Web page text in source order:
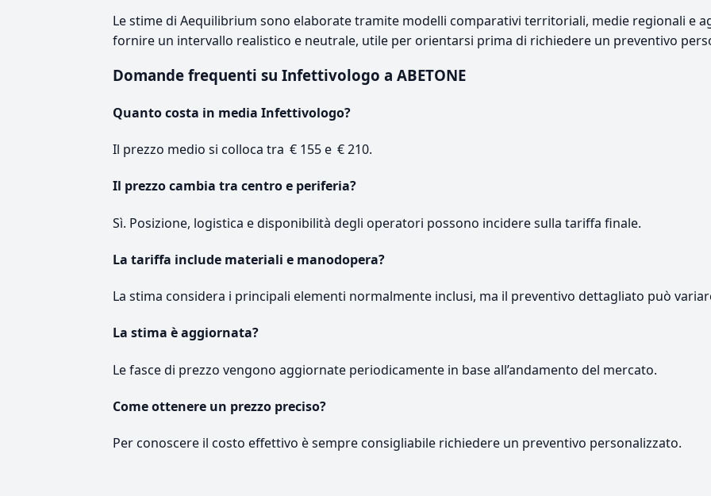
Le stime di Aequilibrium sono elaborate tramite modelli comparativi territoriali, medie regionali e
fornire un intervallo realistico e neutrale, utile per orientarsi prima di richiedere un preventivo
Domande frequenti su Infettivologo a ABETONE
Quanto costa in media Infettivologo?
Il prezzo medio si colloca tra € 155 e € 210.
Il prezzo cambia tra centro e periferia?
Sì. Posizione, logistica e disponibilità degli operatori possono incidere sulla tariffa finale.
La tariffa include materiali e manodopera?
La stima considera i principali elementi normalmente inclusi, ma il preventivo dettagliato può
La stima è aggiornata?
Le fasce di prezzo vengono aggiornate periodicamente in base all’andamento del mercato.
Come ottenere un prezzo preciso?
Per conoscere il costo effettivo è sempre consigliabile richiedere un preventivo personalizzato.